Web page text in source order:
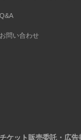
Q&A
お問い合わせ
チケット販売委託・広告